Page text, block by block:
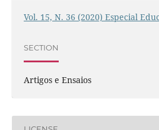
Vol. 15, N. 36 (2020) Especial
SECTION
Artigos e Ensaios